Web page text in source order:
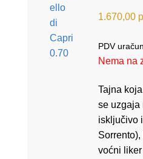
1.670,00
PDV
Nema na
Tajna
se uzgaja
isključivo
voćni